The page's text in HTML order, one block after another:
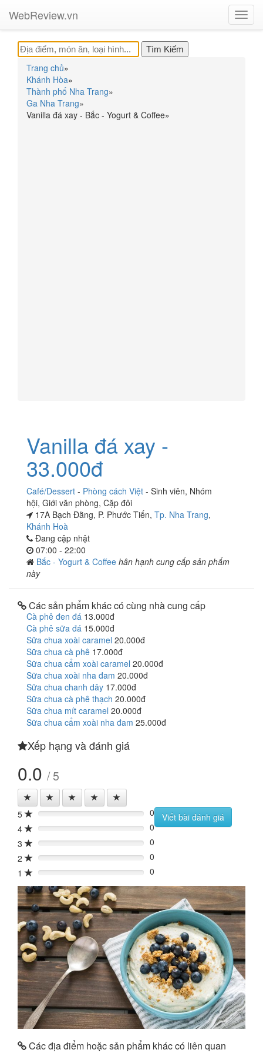
WebReview.vn
Trang chủ»
Khánh Hòa»
Thành phố Nha Trang»
Ga Nha Trang»
Vanilla đá xay - Bắc - Yogurt & Coffee»
Vanilla đá xay -
33.000đ
Café/Dessert - Phòng cách Việt - Sinh viên, Nhóm
hội, Giới văn phòng, Cặp đôi
17A Bạch Đằng, P. Phước Tiến, Tp. Nha Trang,
Khánh Hoà
Đang cập nhật
07:00 - 22:00
Bắc - Yogurt & Coffee hân hạnh cung cấp sản phẩm
này
Các sản phẩm khác có cùng nhà cung cấp
Cà phê đen đá 13.000đ
Cà phê sữa đá 15.000đ
Sữa chua xoài caramel 20.000đ
Sữa chua cà phê 17.000đ
Sữa chua cẩm xoài caramel 20.000đ
Sữa chua xoài nha đam 20.000đ
Sữa chua chanh dây 17.000đ
Sữa chua cà phê thạch 20.000đ
Sữa chua mít caramel 20.000đ
Sữa chua cẩm xoài nha đam 25.000đ
Xếp hạng và đánh giá
0.0 / 5
5 0%
0
4
0%
0
3
0%
0
2
0%
0
1
0% 0
Viết bài đánh giá
Các địa điểm hoặc sản phẩm khác có liên quan